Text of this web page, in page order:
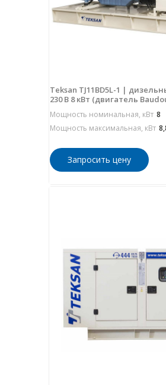
Teksan TJ11BD5L-1 |
230 В 8 кВт (двигатель
Мощность номинальная, кВт 8
Мощность максимальная, кВт
Запросить цену